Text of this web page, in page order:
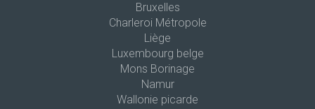
Bruxelles
Charleroi Métropole
Liège
Luxembourg belge
Mons Borinage
Namur
Wallonie picarde